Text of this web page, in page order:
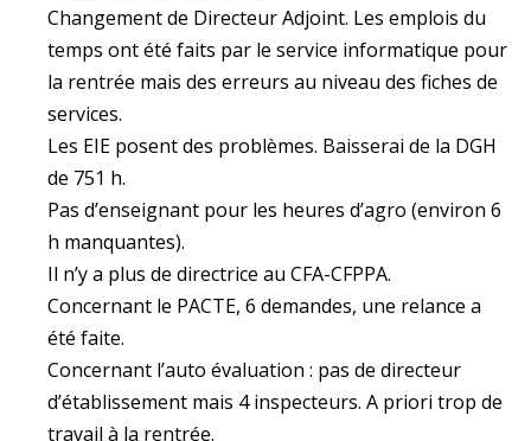
Changement de Directeur Adjoint. Les emplois du
temps ont été faits par le service informatique pour
la rentrée mais des erreurs au niveau des fiches de
services.
Les EIE posent des problèmes. Baisserai de la DGH
de 751 h.
Pas d’enseignant pour les heures d’agro (environ 6
h manquantes).
Il n’y a plus de directrice au CFA-CFPPA.
Concernant le PACTE, 6 demandes, une relance a
été faite.
Concernant l’auto évaluation : pas de directeur
d’établissement mais 4 inspecteurs. A priori trop de
travail à la rentrée.